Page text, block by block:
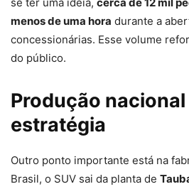
menos de uma hora durante a
concessionárias. Esse volume
do público.
Produção
estratégia
Outro ponto importante está na
Brasil, o SUV sai da planta de